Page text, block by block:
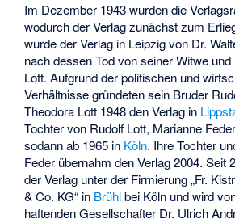
Im Dezember 1943 wurden die
wodurch der Verlag zunächst zum
wurde der Verlag in Leipzig von Dr.
nach dessen Tod von seiner Witwe
Lott. Aufgrund der politischen und
Verhältnisse gründeten sein Bruder
Theodora Lott 1948 den Verlag in
Tochter von Rudolf Lott, Marianne
sodann ab 1965 in Köln. Ihre Tochter
Feder übernahm den Verlag 2004. Seit
der Verlag unter der Firmierung „Fr.
& Co. KG“ in Brühlbei Köln und wird
haftenden Gesellschafter Dr. Ulrich